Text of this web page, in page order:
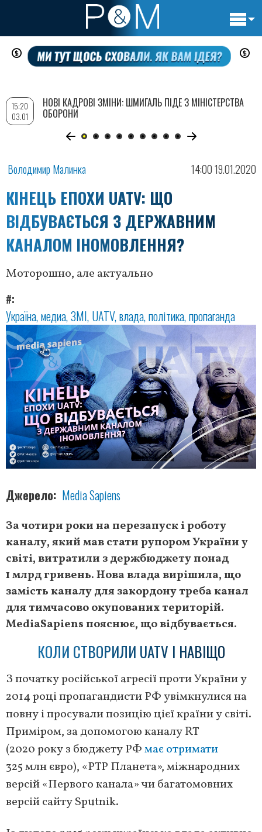
Перейти
до
вмісту
Володимир Малинка 14:00 19.01.2020
КІНЕЦЬ ЕПОХИ UATV: ЩО
ВІДБУВАЄТЬСЯ З ДЕРЖАВНИМ
КАНАЛОМ ІНОМОВЛЕННЯ?
Моторошно, але актуально
#
Україна медиа ЗМІ UATV влада політика пропаганда
Джерело Media Sapiens
За чотири роки на перезапуск і роботу
каналу, який мав стати рупором України у
світі, витратили з держбюджету понад
1 млрд гривень. Нова влада вирішила, що
замість каналу для закордону треба канал
для тимчасово окупованих територій.
MediaSapiens пояснює, що відбувається.
КОЛИ СТВОРИЛИ UATV І НАВІЩО
З початку російської агресії проти України у
2014 році пропагандисти РФ увімкнулися на
повну і просували позицію цієї країни у світі.
Приміром, за допомогою каналу RT
(2020 року з бюджету РФмає отримати
325 млн євро), «РТР Планета», міжнародних
версій «Первого канала» чи багатомовних
версій сайту Sputnik.
15:20
03.01
НОВІ КАДРОВІ ЗМІНИ: ШМИГАЛЬ ПІДЕ З МІНІСТЕРСТВА
ОБОРОНИ